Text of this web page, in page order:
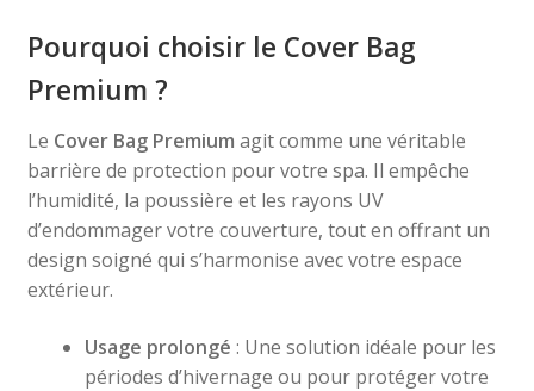
Pourquoi choisir le Cover Bag
Premium ?
Le Cover Bag Premium agit comme une véritable
barrière de protection pour votre spa. Il empêche
l’humidité, la poussière et les rayons UV
d’endommager votre couverture, tout en offrant un
design soigné qui s’harmonise avec votre espace
extérieur.
Usage prolongé : Une solution idéale pour les
périodes d’hivernage ou pour protéger votre